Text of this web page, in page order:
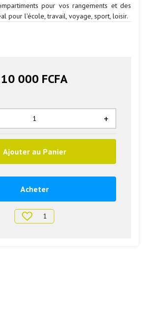
pour vos rangements et des
pour l'école, travail, voyage, sport, loisir.
10 000 FCFA
+
Ajouter au Panier
Acheter
1